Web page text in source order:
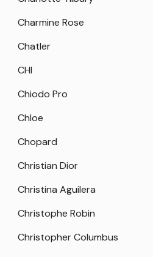
Charmine Rose
Chatler
CHI
Chiodo Pro
Chloe
Chopard
Christian Dior
Christina Aguilera
Christophe Robin
Christopher Columbus